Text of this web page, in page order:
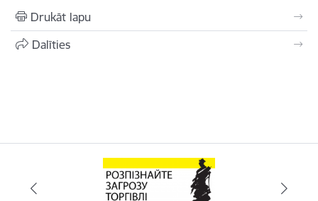
Drukāt lapu
Dalīties